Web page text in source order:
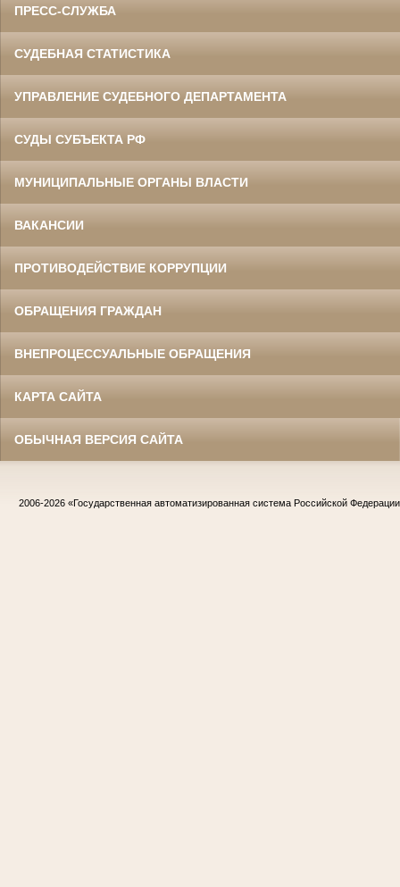
ПРЕСС-СЛУЖБА
СУДЕБНАЯ СТАТИСТИКА
УПРАВЛЕНИЕ СУДЕБНОГО ДЕПАРТАМЕНТА
СУДЫ СУБЪЕКТА РФ
МУНИЦИПАЛЬНЫЕ ОРГАНЫ ВЛАСТИ
ВАКАНСИИ
ПРОТИВОДЕЙСТВИЕ КОРРУПЦИИ
ОБРАЩЕНИЯ ГРАЖДАН
ВНЕПРОЦЕССУАЛЬНЫЕ ОБРАЩЕНИЯ
КАРТА САЙТА
ОБЫЧНАЯ ВЕРСИЯ САЙТА
2006-2026 «Государственная автоматизированная система Российской